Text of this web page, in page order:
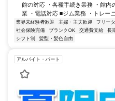
館の対応 ・各種手続き業務 ・館内
業 ・電話対応 ■ジム業務 ・トレー
業界未経験者歓迎 主婦・主夫歓迎 フリー
社会保険完備
ブランクOK 交通費支給 長
シフト制
髪型・髪色自由
アルバイト・パート